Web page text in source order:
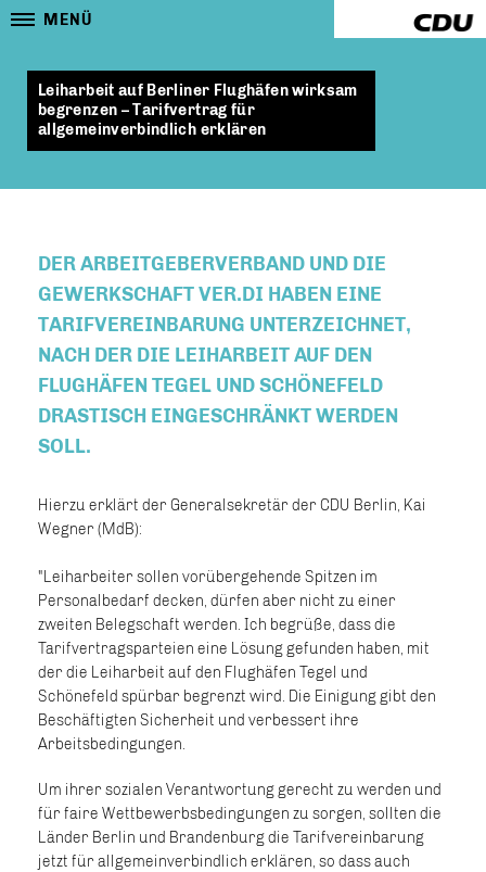
MENÜ
Leiharbeit auf Berliner Flughäfen wirksam
begrenzen – Tarifvertrag für
allgemeinverbindlich erklären
DER ARBEITGEBERVERBAND UND DIE
GEWERKSCHAFT VER.DI HABEN EINE
TARIFVEREINBARUNG UNTERZEICHNET,
NACH DER DIE LEIHARBEIT AUF DEN
FLUGHÄFEN TEGEL UND SCHÖNEFELD
DRASTISCH EINGESCHRÄNKT WERDEN
SOLL.
Hierzu erklärt der Generalsekretär der CDU Berlin, Kai
Wegner (MdB):
"Leiharbeiter sollen vorübergehende Spitzen im
Personalbedarf decken, dürfen aber nicht zu einer
zweiten Belegschaft werden. Ich begrüße, dass die
Tarifvertragsparteien eine Lösung gefunden haben, mit
der die Leiharbeit auf den Flughäfen Tegel und
Schönefeld spürbar begrenzt wird. Die Einigung gibt den
Beschäftigten Sicherheit und verbessert ihre
Arbeitsbedingungen.
Um ihrer sozialen Verantwortung gerecht zu werden und
für faire Wettbewerbsbedingungen zu sorgen, sollten die
Länder Berlin und Brandenburg die Tarifvereinbarung
jetzt für allgemeinverbindlich erklären, so dass auch